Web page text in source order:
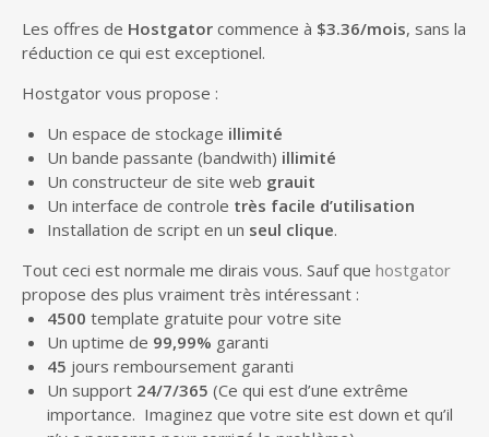
Les offres de Hostgator commence à $3.36/mois, sans la
réduction ce qui est exceptionel.
Hostgator vous propose :
Un espace de stockage illimité
Un bande passante (bandwith) illimité
Un constructeur de site web grauit
Un interface de controle très facile d’utilisation
Installation de script en un seul clique.
Tout ceci est normale me dirais vous. Sauf que hostgator
propose des plus vraiment très intéressant :
4500 template gratuite pour votre site
Un uptime de 99,99% garanti
45 jours remboursement garanti
Un support 24/7/365 (Ce qui est d’une extrême
importance. Imaginez que votre site est down et qu’il